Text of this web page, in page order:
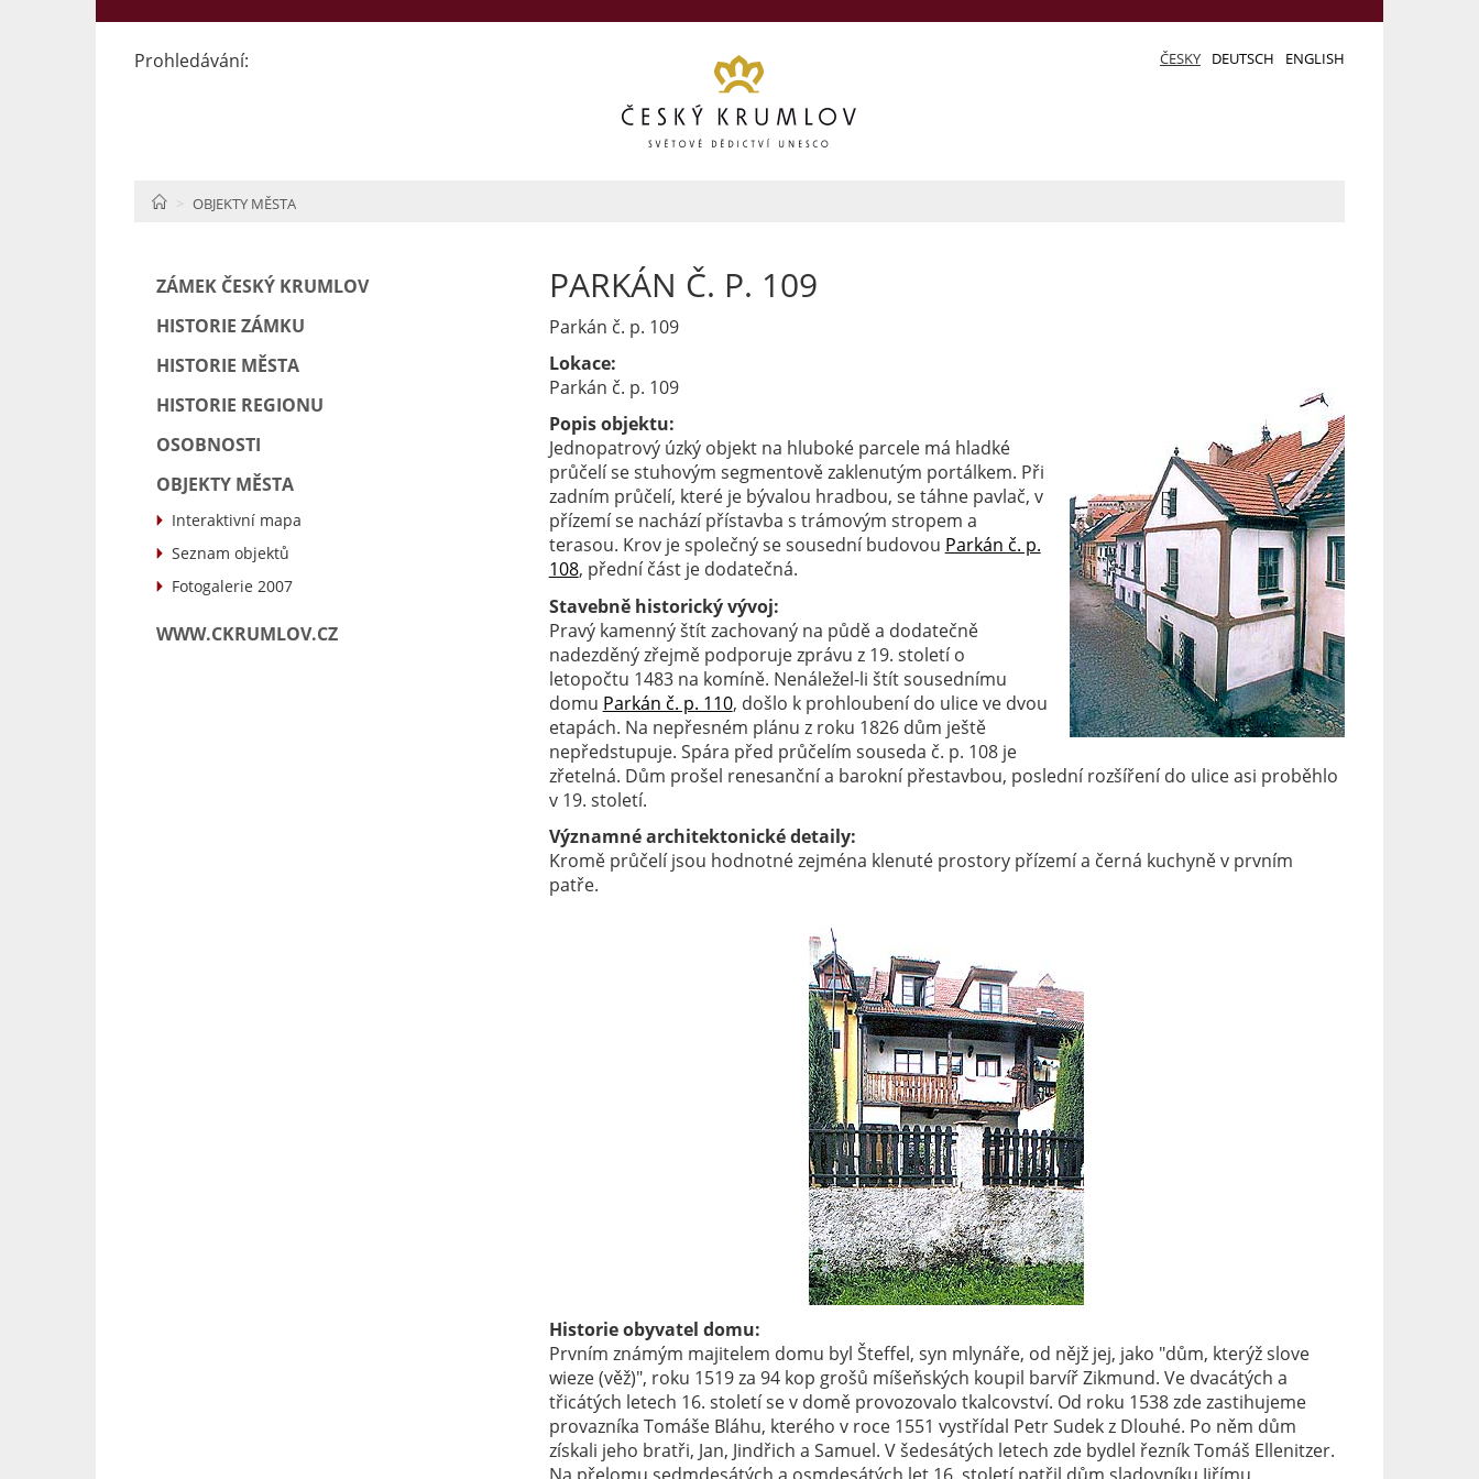
Prohledávání: ČESKY DEUTSCH ENGLISH
HOMEOBJEKTY MĚSTA
ZÁMEK ČESKÝ KRUMLOV
HISTORIE ZÁMKU
HISTORIE MĚSTA
HISTORIE REGIONU
OSOBNOSTI
OBJEKTY MĚSTA
Interaktivní mapa
Seznam objektů
Fotogalerie 2007
WWW.CKRUMLOV.CZ
PARKÁN Č. P. 109
Parkán č. p. 109
Lokace:
Parkán č. p. 109
Popis objektu:
Jednopatrový úzký objekt na hluboké parcele má hladké
průčelí se stuhovým segmentově zaklenutým portálkem. Při
zadním průčelí, které je bývalou hradbou, se táhne pavlač, v
přízemí se nachází přístavba s trámovým stropem a
terasou. Krov je společný se sousední budovou Parkán č. p.
108, přední část je dodatečná.
Stavebně historický vývoj:
Pravý kamenný štít zachovaný na půdě a dodatečně
nadezděný zřejmě podporuje zprávu z 19. století o
letopočtu 1483 na komíně. Nenáležel-li štít sousednímu
domu Parkán č. p. 110, došlo k prohloubení do ulice ve dvou
etapách. Na nepřesném plánu z roku 1826 dům ještě
nepředstupuje. Spára před průčelím souseda č. p. 108 je
zřetelná. Dům prošel renesanční a barokní přestavbou, poslední rozšíření do ulice asi proběhlo
v 19. století.
Významné architektonické detaily:
Kromě průčelí jsou hodnotné zejména klenuté prostory přízemí a černá kuchyně v prvním
patře.
Historie obyvatel domu:
Prvním známým majitelem domu byl Šteffel, syn mlynáře, od nějž jej, jako "dům, kterýž slove
wieze (věž)", roku 1519 za 94 kop grošů míšeňských koupil barvíř Zikmund. Ve dvacátých a
třicátých letech 16. století se v domě provozovalo tkalcovství. Od roku 1538 zde zastihujeme
provazníka Tomáše Bláhu, kterého v roce 1551 vystřídal Petr Sudek z Dlouhé. Po něm dům
získali jeho bratři, Jan, Jindřich a Samuel. V šedesátých letech zde bydlel řezník Tomáš Ellenitzer.